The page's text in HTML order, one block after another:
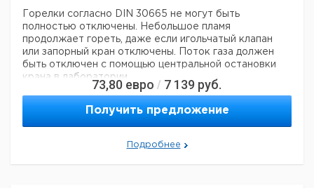
Горелки согласно DIN 30665 не могут быть
полностью отключены. Небольшое пламя
продолжает гореть, даже если игольчатый клапан
или запорный кран отключены. Поток газа должен
быть отключен с помощью центральной остановки
крана в лаборатории.
Технические данные:
Вес нетто:225 г
Пропан
73,80 евро / 7 139 руб.
Получить предложение
Подробнее